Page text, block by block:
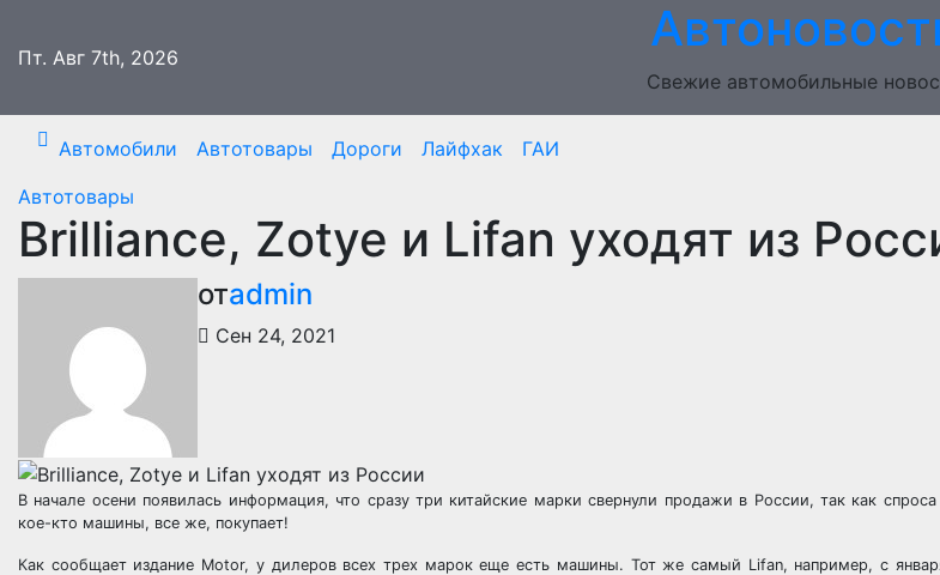
содержимому
Пт. Авг 7th, 2026
Свежие автомобильные
Автомобили Автотовары Дороги Лайфхак
ГАИ
Автотовары
Brilliance, Zotye и Lifan уходят из
отadmin
Сен 24, 2021
В начале осени появилась информация, что сразу три китайские марки свернули продажи в России, так как
кое-кто машины, все же, покупает!
Как сообщает издание Motor, у дилеров всех трех марок еще есть машины. Тот же самый Lifan, например, с